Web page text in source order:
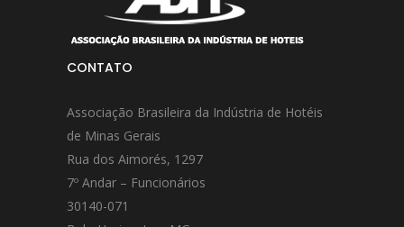
CONTATO
Associação Brasileira da Indústria de Hotéis
de Minas Gerais
Rua dos Aimorés, 1297
7º Andar – Funcionários
30140-071